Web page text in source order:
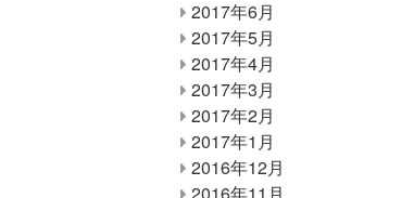
2017年6月
2017年5月
2017年4月
2017年3月
2017年2月
2017年1月
2016年12月
2016年11月